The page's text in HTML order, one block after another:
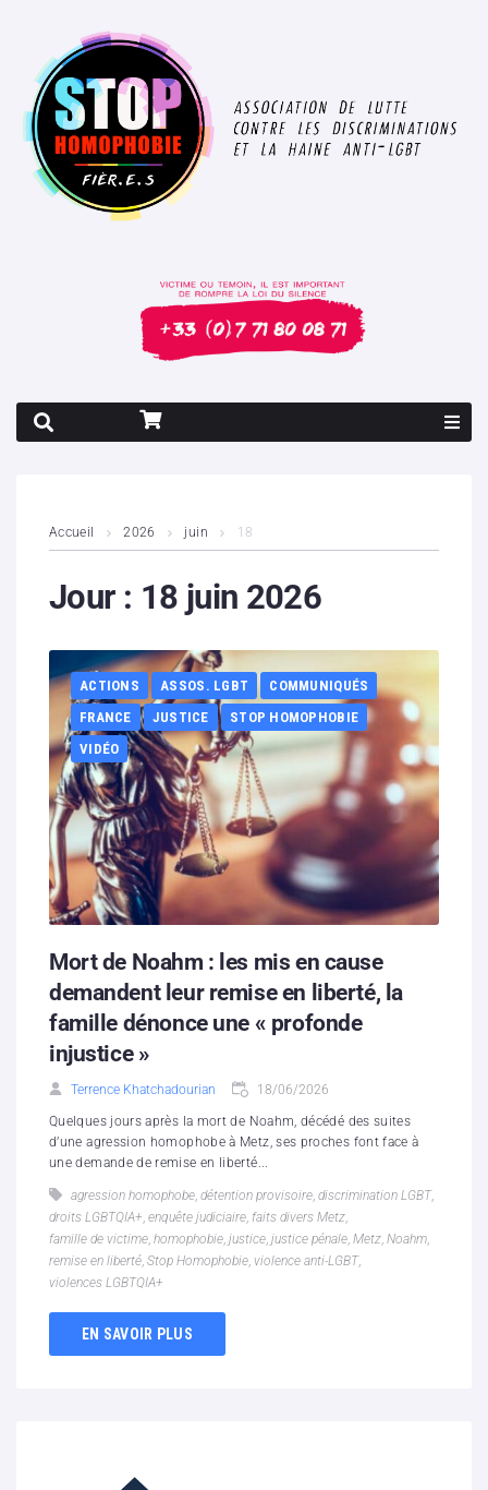
Boutique
Partenaires
Contacts
Hébergement solidaire
Accueil 2026 juin 18
Jour : 18 juin 2026
ACTIONS ASSOS. LGBT
COMMUNIQUÉS
FRANCE
JUSTICE
STOP HOMOPHOBIE
VIDÉO
Mort de Noahm : les mis en cause
demandent leur remise en liberté, la
famille dénonce une « profonde
injustice »
Terrence Khatchadourian 18/06/2026
Quelques jours après la mort de Noahm, décédé des suites
d’une agression homophobe à Metz, ses proches font face à
une demande de remise en liberté...
agression homophobe, détention provisoire, discrimination LGBT,
droits LGBTQIA+, enquête judiciaire, faits divers Metz,
famille de victime, homophobie, justice, justice pénale, Metz, Noahm,
remise en liberté, Stop Homophobie, violence anti-LGBT,
violences LGBTQIA+
EN SAVOIR PLUS